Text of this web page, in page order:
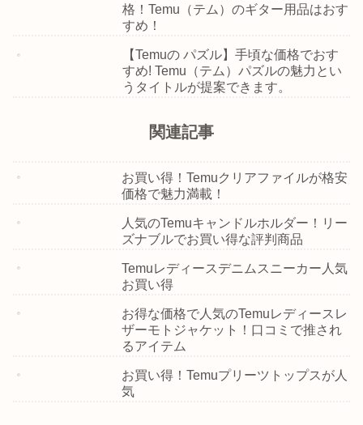
格！Temu（テム）のギター用品はおす
すめ！
【Temuの パズル】手頃な価格でおす
すめ! Temu（テム）パズルの魅力とい
うタイトルが提案できます。
関連記事
お買い得！Temuクリアファイルが格安
価格で魅力満載！
人気のTemuキャンドルホルダー！リー
ズナブルでお買い得な評判商品
Temuレディースデニムスニーカー人気
お買い得
お得な価格で人気のTemuレディースレ
ザーモトジャケット！口コミで推され
るアイテム
お買い得！Temuプリーツトップスが人
気